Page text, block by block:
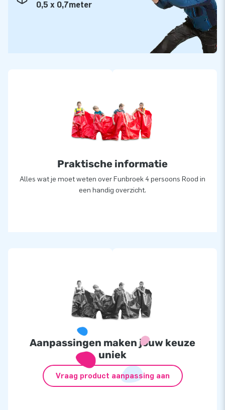
In 3 decennia heeft JB over de hele wereld al meer dan
15.000 mensen laten genieten van feesten en festiviteiten.
Ons designers-, ontwikkelaars- en logistiek medewerkers-
team zorgt voor unieke artikelen. En je bent bij ons altijd
0,5 x 0,7meter
Praktische informatie
Alles wat je moet weten over Funbroek 4 persoons Rood in
een handig overzicht.
Aanpassingen maken jouw keuze
uniek
Vraag product aanpassing aan